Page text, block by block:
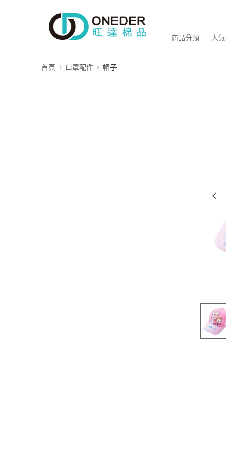
商品分類 人
首頁 口罩配件 帽子